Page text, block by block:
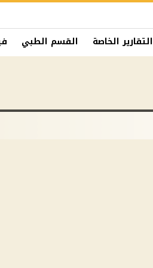
التقارير الخاصة القسم الطبي